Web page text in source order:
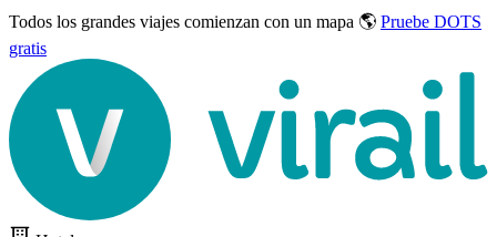
Todos los grandes viajes comienzan con un mapa 🌎 Pruebe DOTS
gratis